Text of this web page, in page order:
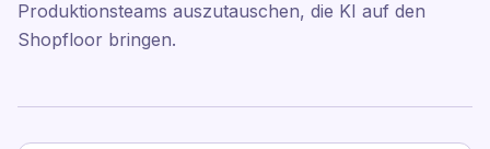
Produktionsteams auszutauschen, die KI auf den
Shopfloor bringen.